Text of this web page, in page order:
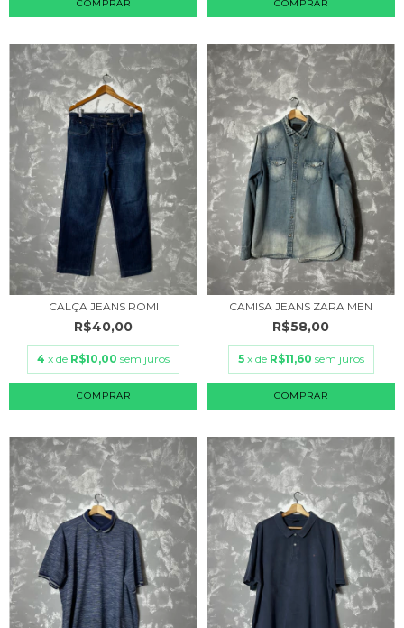
COMPRAR COMPRAR
CALÇA JEANS ROMI
R$40,00
4 x de R$10,00 sem juros
COMPRAR
CAMISA JEANS ZARA MEN
R$58,00
5 x de R$11,60 sem juros
COMPRAR